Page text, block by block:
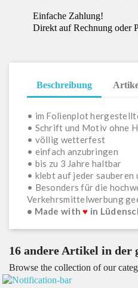
Einfache Zahlung!
Direkt auf Rechnung oder
Beschreibung
• im Folienplot
• Schrift und Motiv ohne
• völlig wetterfest
• einfach anzubringen
• bis zu 3 Jahre haltbar
• klebt auf jeder
• Besonders für die
Verkehrsmittelwerbung
• Made with♥ in
16 andere Artikel in der
Browse the collection of our